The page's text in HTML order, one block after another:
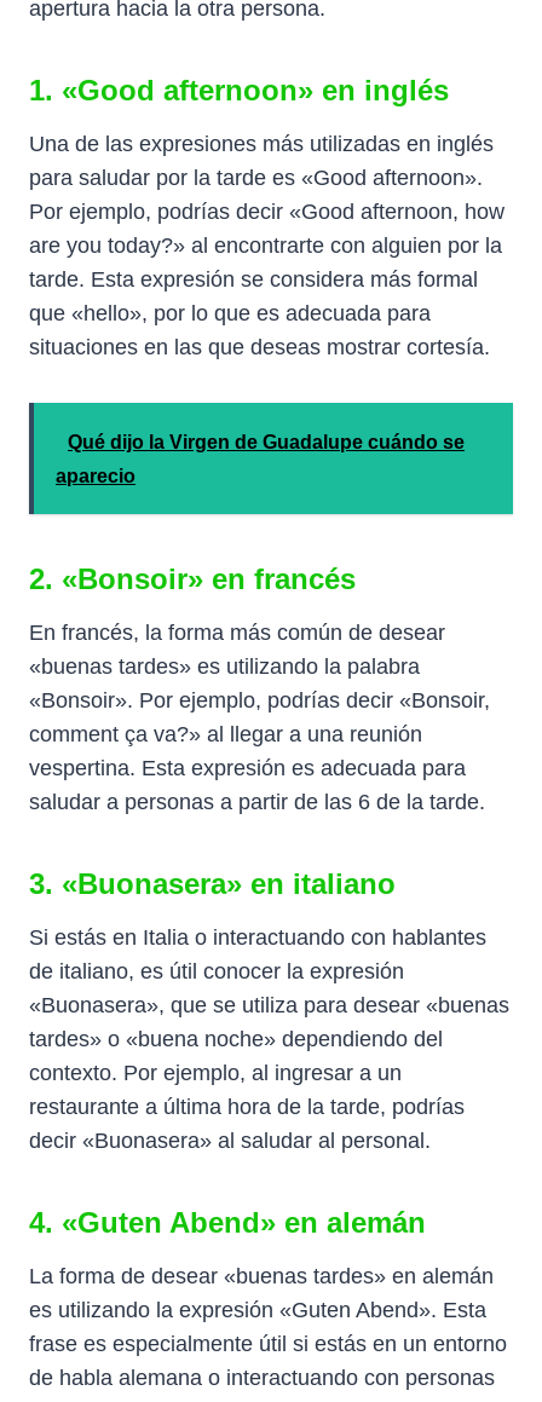
apertura hacia la otra persona.
1. «Good afternoon» en inglés
Una de las expresiones más utilizadas en inglés
para saludar por la tarde es «Good afternoon».
Por ejemplo, podrías decir «Good afternoon, how
are you today?» al encontrarte con alguien por la
tarde. Esta expresión se considera más formal
que «hello», por lo que es adecuada para
situaciones en las que deseas mostrar cortesía.
Qué dijo la Virgen de Guadalupe cuándo se
aparecio
2. «Bonsoir» en francés
En francés, la forma más común de desear
«buenas tardes» es utilizando la palabra
«Bonsoir». Por ejemplo, podrías decir «Bonsoir,
comment ça va?» al llegar a una reunión
vespertina. Esta expresión es adecuada para
saludar a personas a partir de las 6 de la tarde.
3. «Buonasera» en italiano
Si estás en Italia o interactuando con hablantes
de italiano, es útil conocer la expresión
«Buonasera», que se utiliza para desear «buenas
tardes» o «buena noche» dependiendo del
contexto. Por ejemplo, al ingresar a un
restaurante a última hora de la tarde, podrías
decir «Buonasera» al saludar al personal.
4. «Guten Abend» en alemán
La forma de desear «buenas tardes» en alemán
es utilizando la expresión «Guten Abend». Esta
frase es especialmente útil si estás en un entorno
de habla alemana o interactuando con personas